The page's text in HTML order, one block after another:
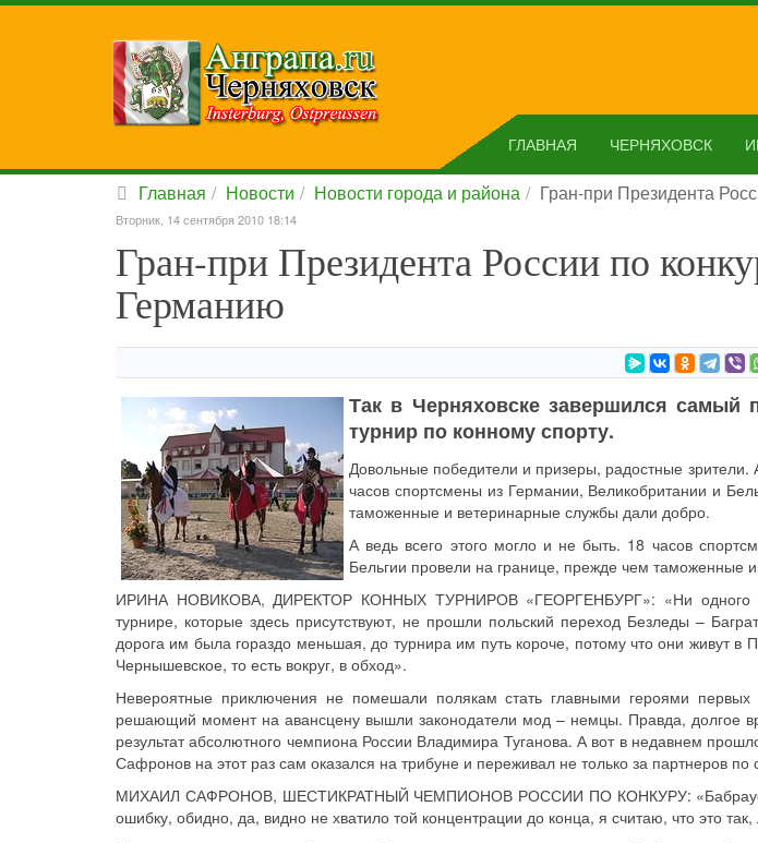
ГЛАВНАЯ ЧЕРНЯХОВСК
Главная Новости Новости города и района Гран-при Президента
Вторник, 14 сентября 2010 18:14
Гран-при Президента России по
Германию
Так в Черняховске завершился самый
турнир по конному спорту.
Довольные победители и призеры, радостные зрители.
часов спортсмены из Германии, Великобритании и
таможенные и ветеринарные службы дали добро.
А ведь всего этого могло и не быть. 18 часов
Бельгии провели на границе, прежде чем таможенные
ИРИНА НОВИКОВА, ДИРЕКТОР КОННЫХ ТУРНИРОВ «ГЕОРГЕНБУРГ»: «Ни одного
турнире, которые здесь присутствуют, не прошли польский переход Безледы –
дорога им была гораздо меньшая, до турнира им путь короче, потому что они живут в
Чернышевское, то есть вокруг, в обход».
Невероятные приключения не помешали полякам стать главными героями
решающий момент на авансцену вышли законодатели мод – немцы. Правда, долгое
результат абсолютного чемпиона России Владимира Туганова. А вот в недавнем
Сафронов на этот раз сам оказался на трибуне и переживал не только за партнеров по
МИХАИЛ САФРОНОВ, ШЕСТИКРАТНЫЙ ЧЕМПИОНОВ РОССИИ ПО КОНКУРУ:
ошибку, обидно, да, видно не хватило той концентрации до конца, я считаю, что это